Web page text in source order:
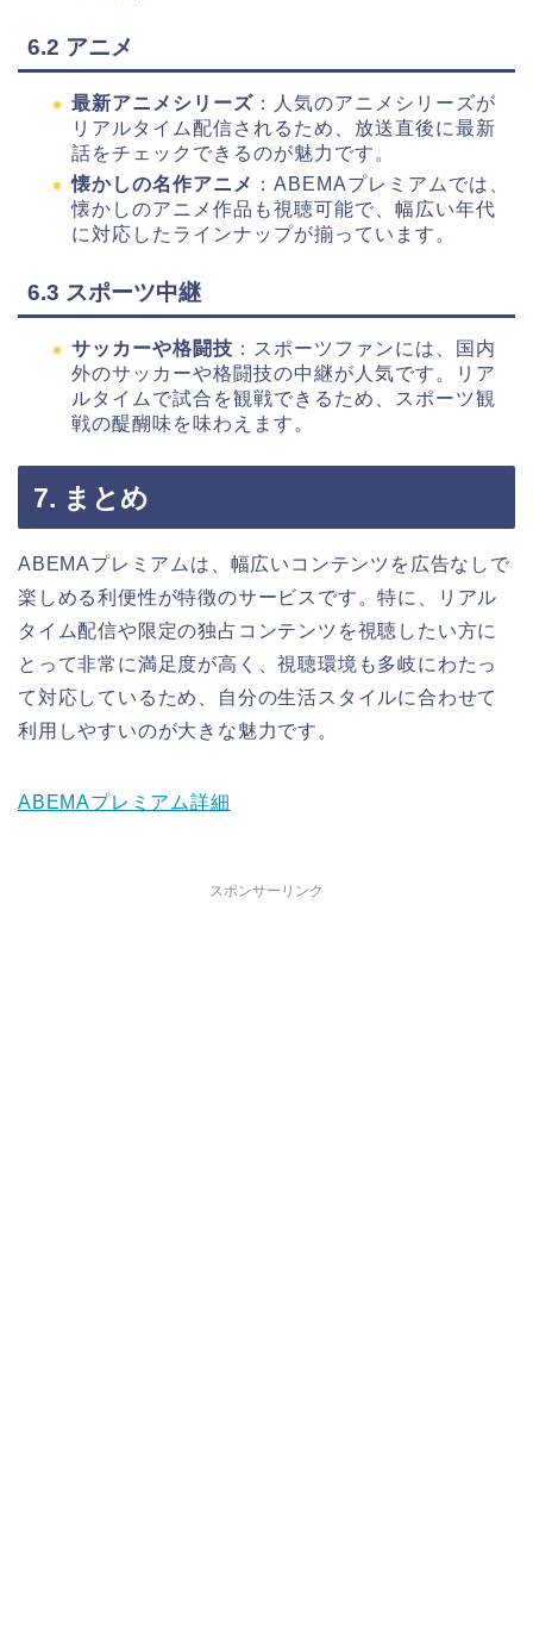
6.2 アニメ
最新アニメシリーズ ：人気のアニメシリーズが
リアルタイム配信されるため、放送直後に最新
話をチェックできるのが魅力です。
懐かしの名作アニメ ：ABEMAプレミアムでは、
懐かしのアニメ作品も視聴可能で、幅広い年代
に対応したラインナップが揃っています。
6.3 スポーツ中継
サッカーや格闘技 ：スポーツファンには、国内
外のサッカーや格闘技の中継が人気です。リア
ルタイムで試合を観戦できるため、スポーツ観
戦の醍醐味を味わえます。
7. まとめ
ABEMAプレミアムは、幅広いコンテンツを広告なしで
楽しめる利便性が特徴のサービスです。特に、リアル
タイム配信や限定の独占コンテンツを視聴したい方に
とって非常に満足度が高く、視聴環境も多岐にわたっ
て対応しているため、自分の生活スタイルに合わせて
利用しやすいのが大きな魅力です。
ABEMAプレミアム詳細
スポンサーリンク